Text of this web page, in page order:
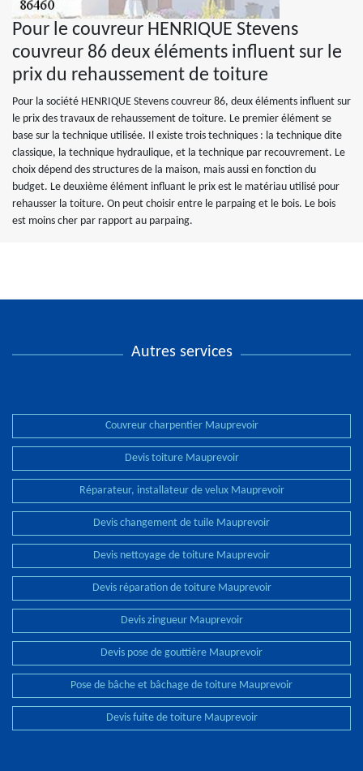
Pour le couvreur HENRIQUE Stevens
couvreur 86 deux éléments influent sur le
prix du rehaussement de toiture
Pour la société HENRIQUE Stevens couvreur 86, deux éléments influent sur
le prix des travaux de rehaussement de toiture. Le premier élément se
base sur la technique utilisée. Il existe trois techniques : la technique dite
classique, la technique hydraulique, et la technique par recouvrement. Le
choix dépend des structures de la maison, mais aussi en fonction du
budget. Le deuxième élément influant le prix est le matériau utilisé pour
rehausser la toiture. On peut choisir entre le parpaing et le bois. Le bois
est moins cher par rapport au parpaing.
Autres services
Couvreur charpentier Mauprevoir
Devis toiture Mauprevoir
Réparateur, installateur de velux Mauprevoir
Devis changement de tuile Mauprevoir
Devis nettoyage de toiture Mauprevoir
Devis réparation de toiture Mauprevoir
Devis zingueur Mauprevoir
Devis pose de gouttière Mauprevoir
Pose de bâche et bâchage de toiture Mauprevoir
Devis fuite de toiture Mauprevoir